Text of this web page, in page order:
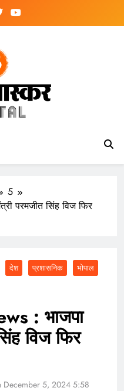
5
परमजीत सिंह विज फिर
देश प्रशासनिक
भोपाल
: भाजपा
विज फिर
December 5, 2024 5:58